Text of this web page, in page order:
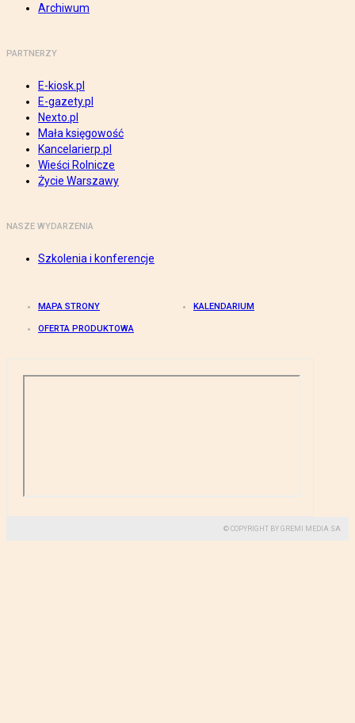
Archiwum
PARTNERZY
E-kiosk.pl
E-gazety.pl
Nexto.pl
Mała księgowość
Kancelarierp.pl
Wieści Rolnicze
Życie Warszawy
NASZE WYDARZENIA
Szkolenia i konferencje
MAPA STRONY KALENDARIUM
OFERTA PRODUKTOWA
© COPYRIGHT BY GREMI MEDIA SA